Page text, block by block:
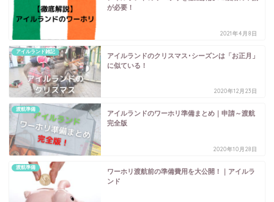
が必要！
2021年4月8日
アイルランド雑記
アイルランドのクリスマス･シーズンは「お正月」
に似ている！
2020年12月23日
渡航準備
アイルランドのワーホリ準備まとめ｜申請～渡航
完全版
2020年10月28日
渡航準備
ワーホリ渡航前の準備費用を大公開！｜アイルラ
ンド